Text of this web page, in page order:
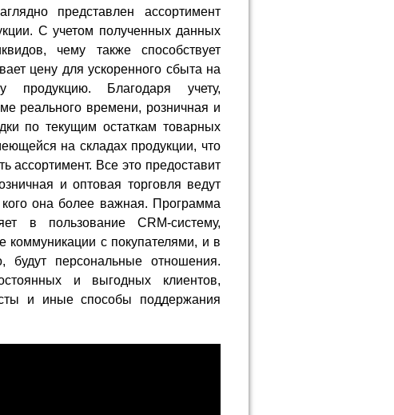
представлен ассортимент
С учетом полученных данных
чему также способствует
цену для ускоренного сбыта на
продукцию. Благодаря учету,
реального времени, розничная и
по текущим остаткам товарных
на складах продукции, что
ассортимент. Все это предоставит
и оптовая торговля ведут
кого она более важная. Программа
в пользование CRM-систему,
коммуникации с покупателями, и в
будут персональные отношения.
и выгодных клиентов,
и иные способы поддержания